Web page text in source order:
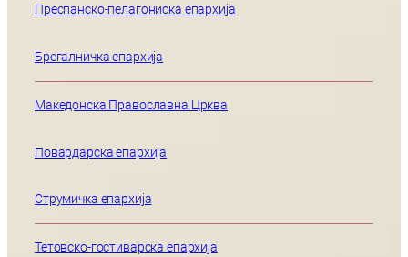
Преспанско-пелагониска епархија
Брегалничка епархија
Македонска Православна Црква
Повардарска епархија
Струмичка епархија
Тетовско-гостиварска епархија